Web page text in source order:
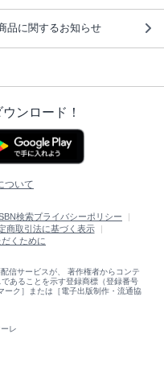
品に関するお知らせ
ンロード！
ついて
検索プライバシーポリシー
商取引法に基づく表示
くために
信サービスが、 著作権者からコンテ
あることを示す登録商標（登録番号
ク］または［電子出版制作・流通協
レ